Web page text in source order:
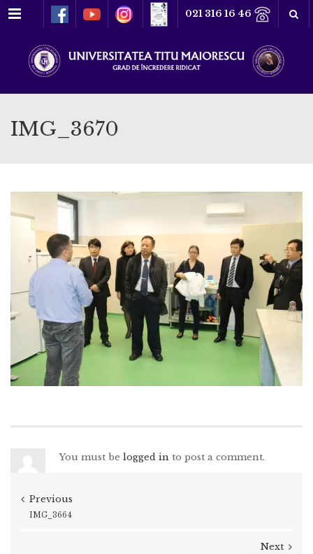
Meniu 021 316 16 46
IMG_3670
You must be logged in to post a comment.
Previous
IMG_3664
Next